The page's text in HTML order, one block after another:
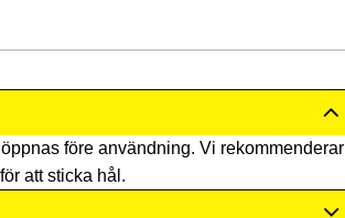
före användning. Vi rekommenderar
att sticka hål.